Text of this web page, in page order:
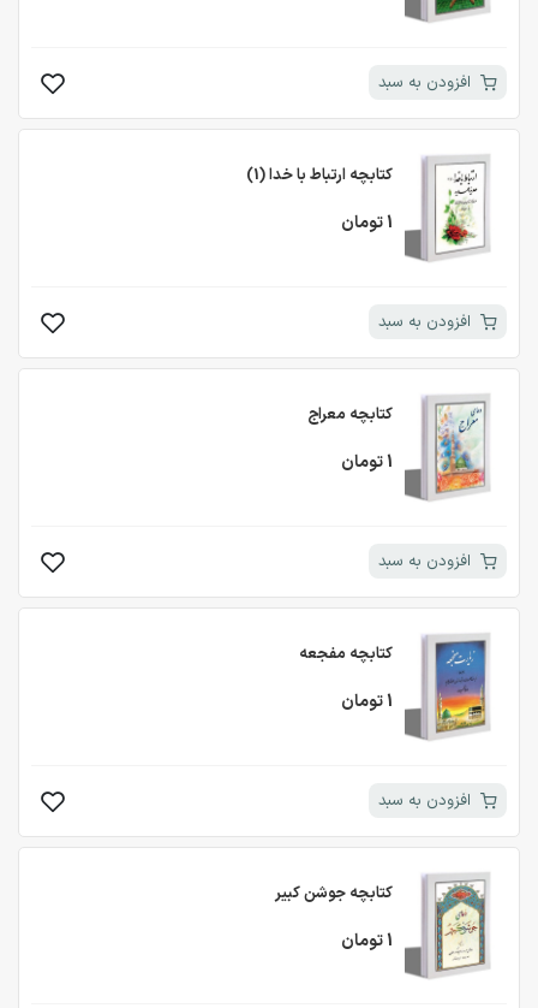
افزودن به سبد
کتابچه ارتباط با خدا (1)
1 تومان
افزودن به سبد
کتابچه معراج
1 تومان
افزودن به سبد
کتابچه مفجعه
1 تومان
افزودن به سبد
کتابچه جوشن کبیر
1 تومان